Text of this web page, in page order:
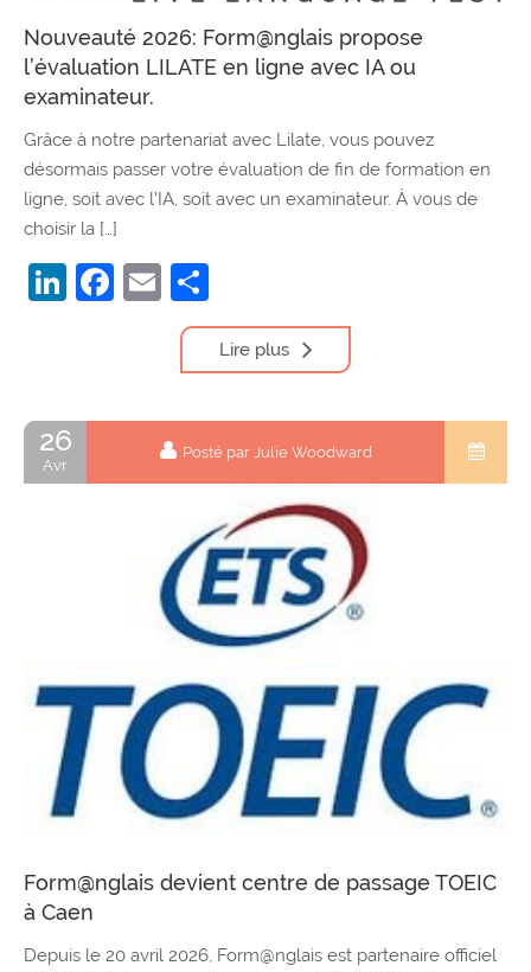
Nouveauté 2026: Form@nglais propose
l’évaluation LILATE en ligne avec IA ou
examinateur.
Grâce à notre partenariat avec Lilate, vous pouvez
désormais passer votre évaluation de fin de formation en
ligne, soit avec l’IA, soit avec un examinateur. À vous de
choisir la […]
LinkedIn
Facebook
Email
Lire plus
26
Avr
Posté par Julie Woodward
Form@nglais devient centre de passage TOEIC
à Caen
Depuis le 20 avril 2026, Form@nglais est partenaire officiel